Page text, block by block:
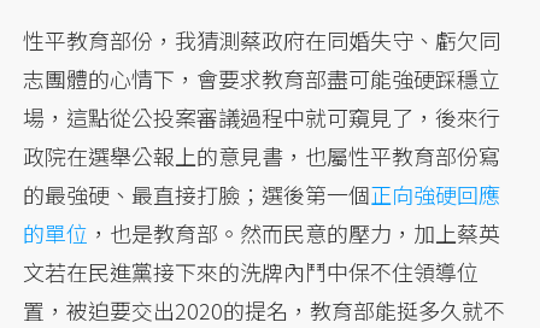
性平教育部份，我猜測蔡政府在同婚失守、虧欠同
志團體的心情下，會要求教育部盡可能強硬踩穩立
場，這點從公投案審議過程中就可窺見了，後來行
政院在選舉公報上的意見書，也屬性平教育部份寫
的最強硬、最直接打臉；選後第一個正向強硬回應
的單位 ，也是教育部。然而民意的壓力，加上蔡英
文若在民進黨接下來的洗牌內鬥中保不住領導位
置，被迫要交出2020的提名，教育部能挺多久就不